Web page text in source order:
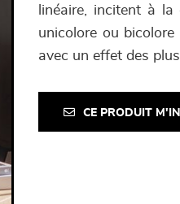
linéaire, incitent à
unicolore ou
avec un effet des
CE PRODUIT